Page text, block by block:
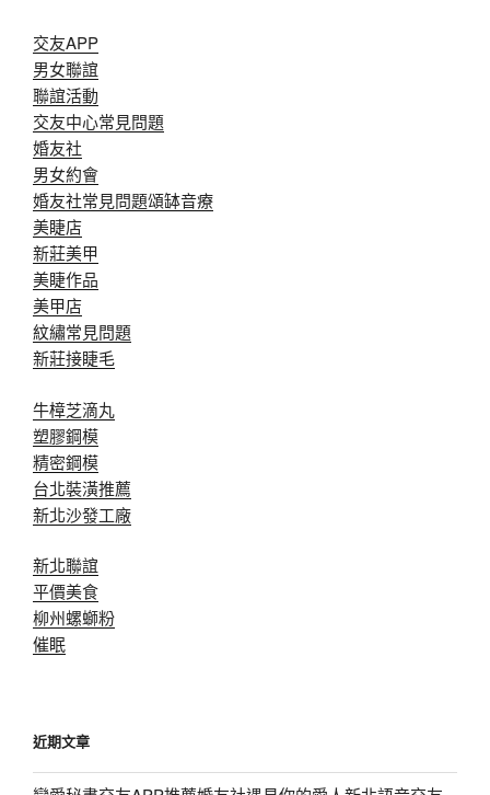
交友APP
男女聯誼
聯誼活動
交友中心常見問題
婚友社
男女約會
婚友社常見問題頌缽音療
美睫店
新莊美甲
美睫作品
美甲店
紋繡常見問題
新莊接睫毛
牛樟芝滴丸
塑膠鋼模
精密鋼模
台北裝潢推薦
新北沙發工廠
新北聯誼
平價美食
柳州螺螄粉
催眠
近期文章